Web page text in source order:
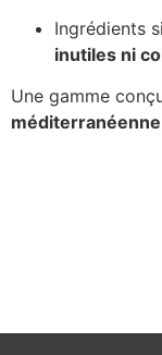
Ingrédients
inutiles ni
Une gamme